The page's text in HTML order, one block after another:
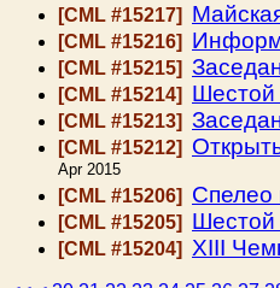
[CML #15217]
[CML #15216]
[CML #15215]
[CML #15214] Шестой
[CML #15213]
[CML #15212]
Apr 2015
[CML #15206]
Спелео
[CML #15205] Шестой
[CML #15204] XIII